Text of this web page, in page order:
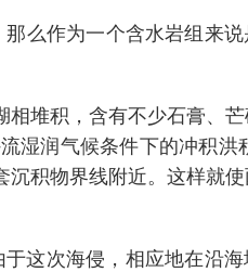
么作为一个含水岩组来
堆积，含有不少石膏、
湿润气候条件下的冲积洪
积物界线附近。这样就
这次海侵，相应地在沿